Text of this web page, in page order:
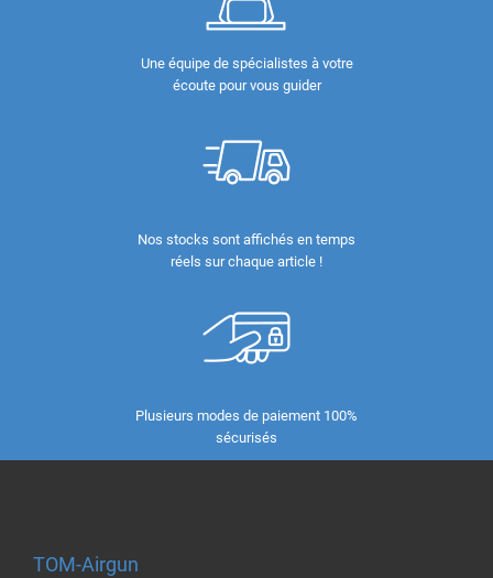
Une équipe de spécialistes à votre
écoute pour vous guider
Nos stocks sont affichés en temps
réels sur chaque article !
Plusieurs modes de paiement 100%
sécurisés
TOM-Airgun